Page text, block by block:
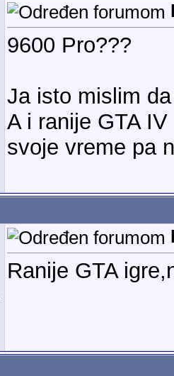
9600 Pro???
Ja isto mislim
A i ranije GTA
svoje vreme pa
Ranije GTA